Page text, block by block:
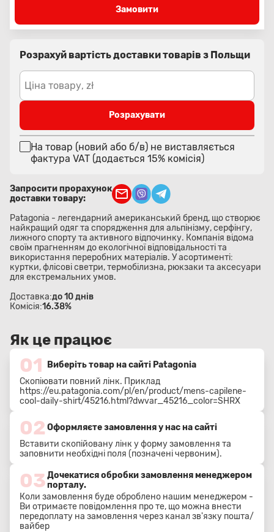
Замовити
Розрахуй вартість доставки товарів з Польщи
Ціна товару, zł
Розрахувати
На товар (новий або б/в) не виставляється
фактура VAT (додається 15% комісія)
Запросити прорахунок
доставки товару:
Patagonia - легендарний американський бренд, що створює
найкращий одяг та спорядження для альпінізму, серфінгу,
лижного спорту та активного відпочинку. Компанія відома
своїм прагненням до екологічної відповідальності та
використання переробних матеріалів. У асортименті:
куртки, флісові светри, термобілизна, рюкзаки та аксесуари
для екстремальних умов.
Доставка:до 10 днів
Комісія:16.38%
Як це працює
01
Виберіть товар на сайті Patagonia
Скопіювати повний лінк. Приклад
https://eu.patagonia.com/pl/en/product/mens-capilene-
cool-daily-shirt/45216.html?dwvar_45216_color=SHRX
02 Оформляєте замовлення у нас на сайті
Вставити скопійовану лінк у форму замовлення та
заповнити необхідні поля (позначені червоним).
03Дочекатися обробки замовлення менеджером
порталу.
Коли замовлення буде оброблено нашим менеджером -
Ви отримаєте повідомлення про те, що можна внести
передоплату на замовлення через канал зв'язку пошта/
вайбер